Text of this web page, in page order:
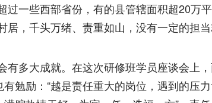
一些西部省份，有的县管辖面积超20万平
，千头万绪、责重如山，没有一定的担
多大成就。在这次研修班学员座谈会上
勉励：“越是责任重大的岗位，遇到的压